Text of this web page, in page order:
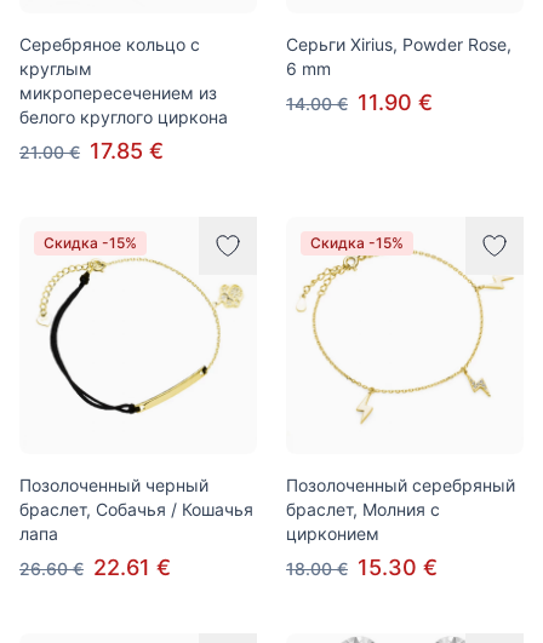
Серебряное кольцо с
круглым
микропересечением из
белого круглого циркона
21.00 € 17.85 €
Серьги Xirius, Powder Rose,
6 mm
14.00 € 11.90 €
Скидка -15%
Позолоченный черный
браслет, Собачья / Кошачья
лапа
26.60 € 22.61 €
Скидка -15%
Позолоченный серебряный
браслет, Молния с
цирконием
18.00 € 15.30 €